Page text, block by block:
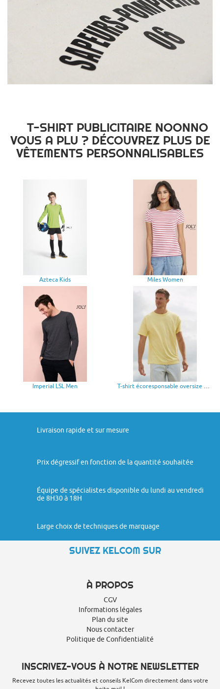
T-SHIRT PUBLICITAIRE NOONNO
VOUS A PLU ? DÉCOUVREZ PLUS DE
VÊTEMENTS PERSONNALISABLES
Azteca Kids Miles Women
Imperial LSL Men T-shirt écoresponsable oversize homme
Livraison rapide et sur mesure
Prix dégressif en fonction de la quantité souhaitée
Équipe de spécialistes disponible du lundi au vendredi
de 8H30 à 18H
Large choix de techniques de marquage
SUIVEZ KELCOM SUR
À PROPOS
CGV
Informations légales
Plan du site
Nous contacter
Politique de Confidentialité
INSCRIVEZ-VOUS À NOTRE NEWSLETTER
Recevez toutes les actualités et conseils KelCom directement dans votre